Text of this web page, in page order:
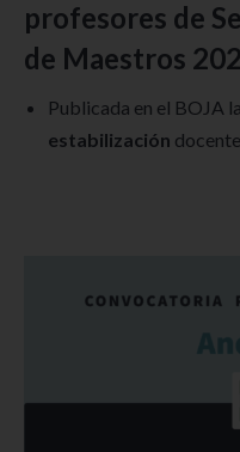
profesores de
de Maestros
Publicada en el BOJA
estabilización